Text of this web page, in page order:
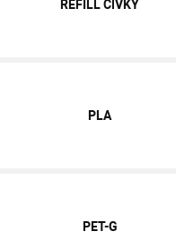
REFILL CÍVKY
PLA
PET-G